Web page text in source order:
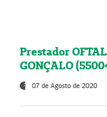
Prestador
GONÇALO
07 de Agosto de 2020